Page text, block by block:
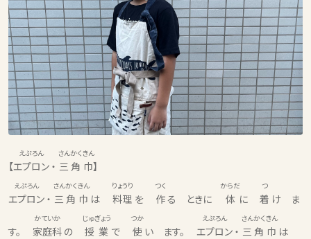
【エプロン
えぷろん
・ 三角巾
さんかくきん
】
エプロン
えぷろん
・ 三角巾
さんかくきん
は 料理
りょうり
を 作
つく
る ときに 体
からだ
に 着
つ
す。 家庭科
かていか
の 授業
じゅぎょう
で 使
つか
い ます。 エプロン
えぷろん
・ 三角巾
さんかくきん
は